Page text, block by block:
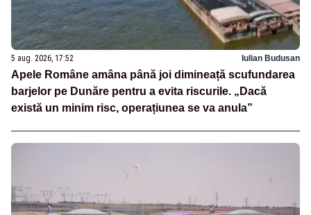
5 aug. 2026, 17:52 Iulian Budusan
Apele Române amâna până joi dimineață scufundarea
barjelor pe Dunăre pentru a evita riscurile. „Dacă
există un minim risc, operațiunea se va anula”